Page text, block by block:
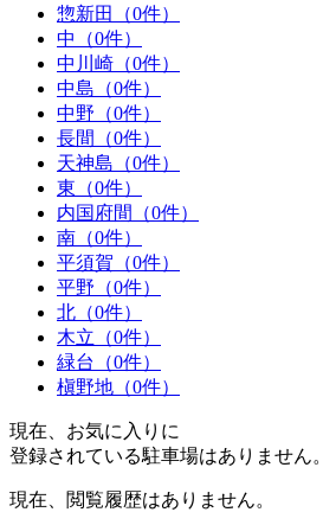
惣新田（0件）
中（0件）
中川崎（0件）
中島（0件）
中野（0件）
長間（0件）
天神島（0件）
東（0件）
内国府間（0件）
南（0件）
平須賀（0件）
平野（0件）
北（0件）
木立（0件）
緑台（0件）
槇野地（0件）
現在、お気に入りに
登録されている駐車場はありません。
現在、閲覧履歴はありません。